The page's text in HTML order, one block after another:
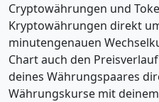
Cryptowährungen und
Kryptowährungen direkt
minutengenauen
Chart auch den
deines Währungspaares
Währungskurse mit